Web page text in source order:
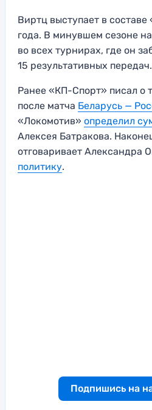
Виртц выступает в
года. В минувшем сезоне
во всех турнирах, где он
15 результативных передач.
Ранее «КП-Спорт» писал о
после матча Беларусь —
«Локомотив» определил
Алексея Батракова.
отговаривает Александра
политику.
Подпишись на